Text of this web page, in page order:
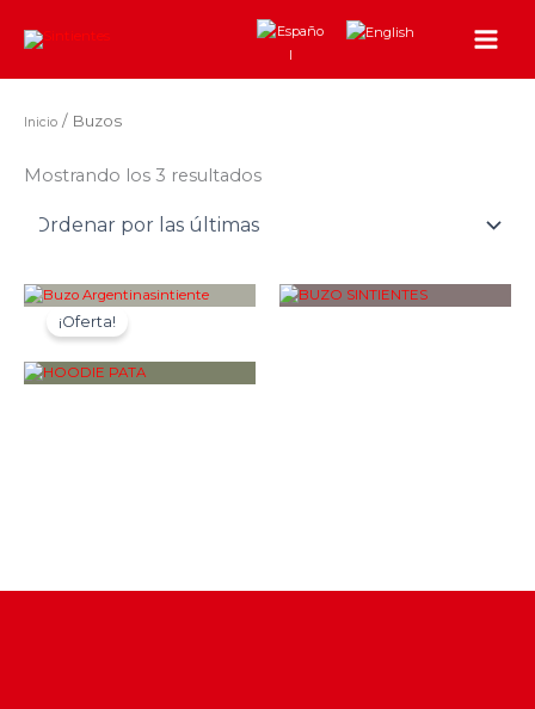
Inicio / Buzos
Mostrando los 3 resultados
by
latest
¡Oferta!